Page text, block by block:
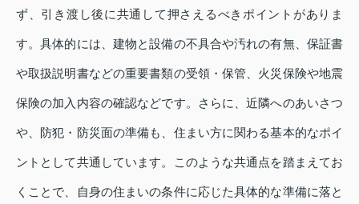
ず、引き渡し後に共通して押さえるべきポイントがありま
す。具体的には、建物と設備の不具合や汚れの有無、保証書
や取扱説明書などの重要書類の受領・保管、火災保険や地震
保険の加入内容の確認などです。さらに、近隣へのあいさつ
や、防犯・防災面の準備も、住まい方に関わる基本的なポイ
ントとして共通しています。このような共通点を踏まえてお
くことで、自身の住まいの条件に応じた具体的な準備に落と